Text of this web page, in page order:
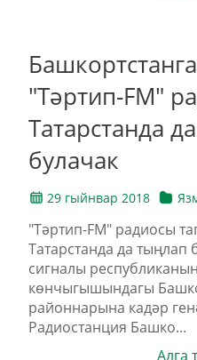
"Тәртип-FM"
Татарстанда
булачак
29 гыйнвар 2018
"Тәртип-FM" радиосы
Татарстанда да
сигналы
көнчыгышындагы
районнарына кадәр
Радиостанция Башко...
Алга